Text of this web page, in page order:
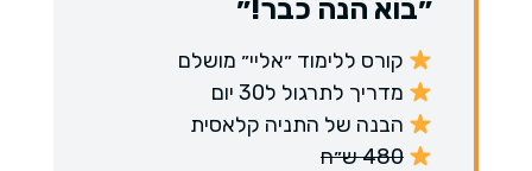
״בוא הנה כבר!״
קורס ללימוד ״אליי״ מושלם
מדריך לתרגול ל30 יום
הבנה של התניה קלאסית
480 ש״ח